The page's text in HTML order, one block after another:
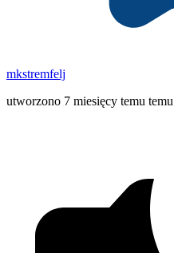
mkstremfelj
utworzono 7 miesięcy temu temu